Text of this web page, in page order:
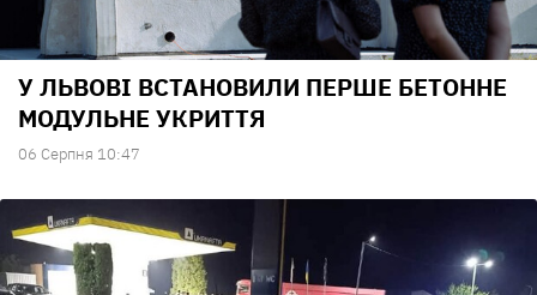
У ЛЬВОВІ ВСТАНОВИЛИ ПЕРШЕ БЕТОННЕ
МОДУЛЬНЕ УКРИТТЯ
06 Серпня 10:47